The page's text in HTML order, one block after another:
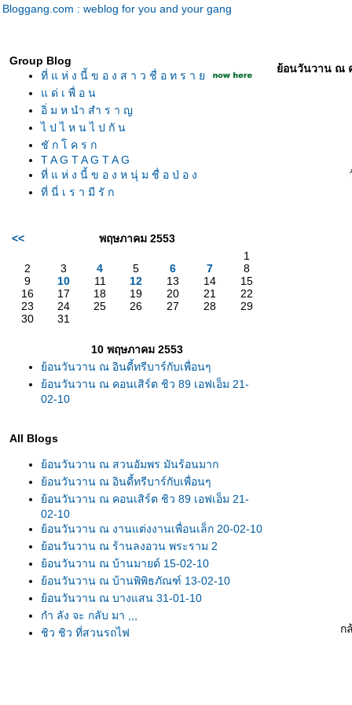
Bloggang.com : weblog for you and your gang
Group Blog
ที่ แ ห่ ง นี้ ข อ ง ส า ว ชื่ อ ท ร า
ด่ เ พื่ อ น
อิ่ ม ห นำ สำ ร า ญ
ไ ป ไ ห น ไ ป กั น
ชั ก โ ค ร ก
T A G T A G T A G
ที่ แ ห่ ง นี้ ข อ ง ห นุ่ ม ชื่ อ ป่ อ ง
ที่ นี่ เ ร า มี รั ก
<<
พฤษภาคม 2553
1
2
3 4 5 6 7
8
9
10 11 12 13 14
15
16
17 18 19 20 21
22
23
24 25 26 27 28
29
30
31
10 พฤษภาคม 2553
้อนวันวาน ณ อินดี้ทรีบาร์กับเพื่อนๆ
้อนวันวาน ณ คอนเสิร์ต ชิว 89 เอฟเอ็ม 21-
02-10
All Blogs
้อนวันวาน ณ สวนอัมพร มันร้อนมาก
้อนวันวาน ณ อินดี้ทรีบาร์กับเพื่อนๆ
้อนวันวาน ณ คอนเสิร์ต ชิว 89 เอฟเอ็ม 21-
02-10
้อนวันวาน ณ งานแต่งงานเพื่อนเล็ก 20-02-10
้อนวันวาน ณ ร้านลงอวน พระราม 2
้อนวันวาน ณ บ้านมายด์ 15-02-10
้อนวันวาน ณ บ้านพิพิธภัณฑ์ 13-02-10
้อนวันวาน ณ บางแสน 31-01-10
กำ ลัง จะ กลับ มา ,,,
ชิว ชิว ที่สวนรถไฟ
อนวันวาน ณ ค
ก